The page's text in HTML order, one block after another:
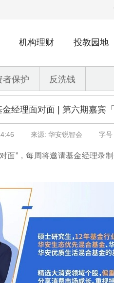
机构理财 投教园地
者保护 反洗钱
经理面对面 | 第六期嘉宾「
来源: 华安锐智会 字号
”，每周将邀请基金经理录